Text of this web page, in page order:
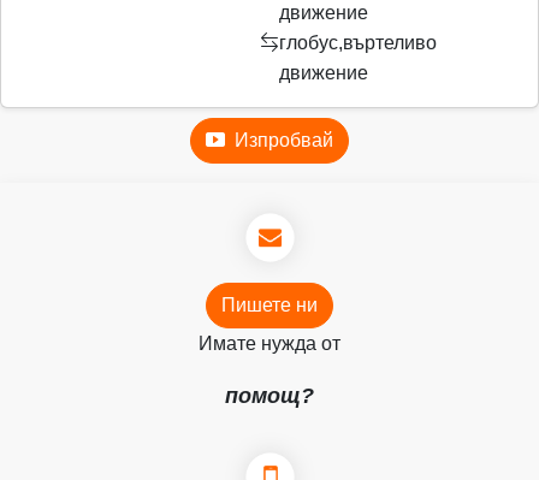
движение
глобус,въртеливо
движение
Изпробвай
Пишете ни
Имате нужда от
помощ?